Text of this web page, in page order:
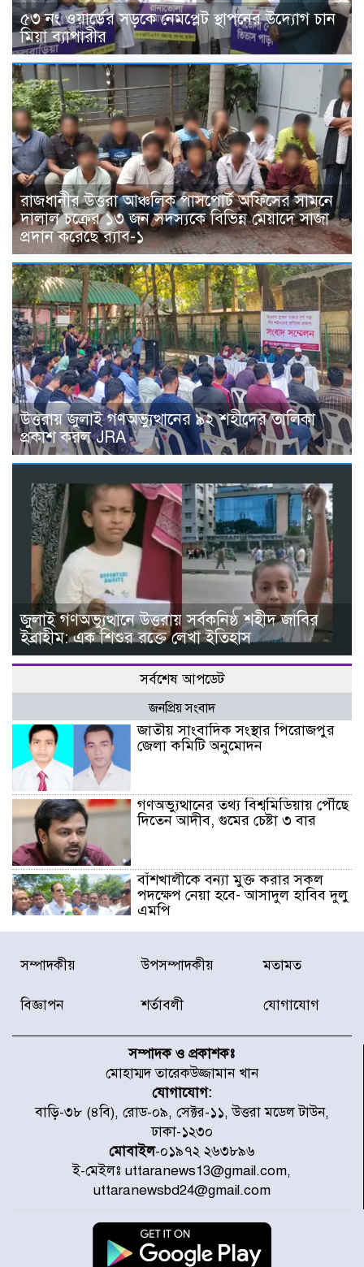
৫৩ নং ওয়ার্ডের সড়কে নেমপ্লেট স্থাপনের উদ্যোগ চান
মিয়া ব্যাপারীর
রাজধানীর উত্তরা আঞ্চলিক পাসপোর্ট অফিসের সামনে
দালাল চক্রের ১৩ জন সদস্যকে বিভিন্ন মেয়াদে সাজা
প্রদান করেছে র‌্যাব-১
উত্তরায় জুলাই গণঅভ্যুত্থানের ৯২ শহীদের তালিকা
প্রকাশ করল JRA
জুলাই গণঅভ্যুত্থানে উত্তরায় সর্বকনিষ্ঠ শহীদ জাবির
ইব্রাহীম: এক শিশুর রক্তে লেখা ইতিহাস
সর্বশেষ আপডেট
জনপ্রিয় সংবাদ
জাতীয় সাংবাদিক সংস্থার পিরোজপুর
জেলা কমিটি অনুমোদন
গণঅভ্যুত্থানের তথ্য বিশ্বমিডিয়ায় পৌঁছে
দিতেন আদীব, গুমের চেষ্টা ৩ বার
বাঁশখালীকে বন্যা মুক্ত করার সকল
পদক্ষেপ নেয়া হবে- আসাদুল হাবিব দুলু
এমপি
বিদ্যুৎ-জ্বালানি খাতে অস্থিরতা তৈরির
চেষ্টা করছে একটি চক্র : প্রধানমন্ত্রী
৫ আহত, চীনে বন্দর বন্ধ
চিকিৎসা খাতে জিডিপির ৫ শতাংশ
বরাদ্দের ঘোষণা স্থানীয় সরকার মন্ত্রীর
জুলাই জাদুঘর ঘুরে দেখলেন এনসিপি
নেতারা
যুক্তরাষ্ট্রে দাবানল নেভাতে গিয়ে
সম্পাদকীয় উপসম্পাদকীয় মতামত
বিজ্ঞাপন শর্তাবলী যোগাযোগ
সম্পাদক ও প্রকাশকঃ
মোহাম্মদ তারেকউজ্জামান খান
যোগাযোগ:
বাড়ি-৩৮ (৪বি), রোড-০৯, সেক্টর-১১, উত্তরা মডেল টাউন,
ঢাকা-১২৩০
মোবাইল-০১৯৭২ ২৬৩৮৯৬
ই-মেইলঃ uttaranews13@gmail.com,
uttaranewsbd24@gmail.com